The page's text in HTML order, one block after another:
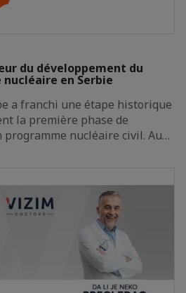
du développement du
en Serbie
a franchi une étape historique
la première phase de
programme nucléaire civil. Au…